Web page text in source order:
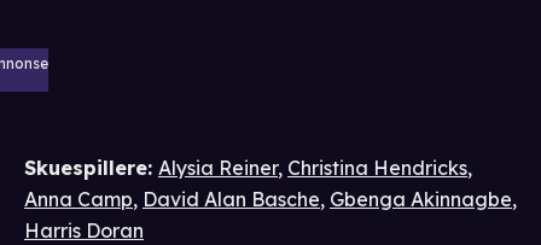
Skuespillere: Alysia Reiner, Christina Hendricks,
Anna Camp, David Alan Basche, Gbenga Akinnagbe,
Harris Doran